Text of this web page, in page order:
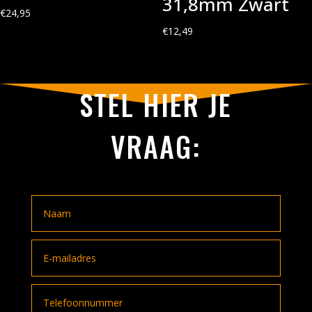
€24,95
€12,49
STEL HIER JE
VRAAG: